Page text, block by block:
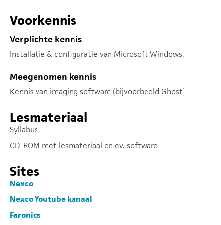
Voorkennis
Verplichte kennis
Installatie & configuratie van Microsoft Windows.
Meegenomen kennis
Kennis van imaging software (bijvoorbeeld Ghost)
Lesmateriaal
Syllabus
CD-ROM met lesmateriaal en ev. software
Sites
Nexco
Nexco Youtube kanaal
Faronics